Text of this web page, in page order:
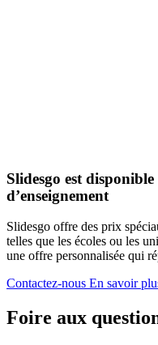
Slidesgo est
d’enseignement
Slidesgo offre des prix
telles que les écoles ou les
une offre personnalisée qui
Contactez-nous En savoir
Foire aux